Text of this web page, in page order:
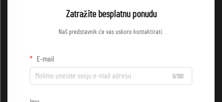
Zatražite besplatnu ponudu
Naš predstavnik će vas uskoro kontaktirati.
E-mail
0/100